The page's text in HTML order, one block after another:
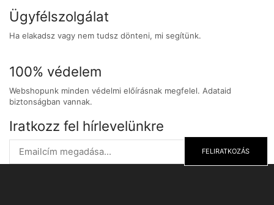
Ügyfélszolgálat
Ha elakadsz vagy nem tudsz dönteni, mi segítünk.
100% védelem
Webshopunk minden védelmi előírásnak megfelel. Adataid
biztonságban vannak.
Iratkozz fel hírlevelünkre
FELIRATKOZÁS